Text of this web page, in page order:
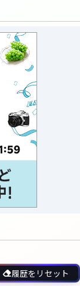
履歴をリセット